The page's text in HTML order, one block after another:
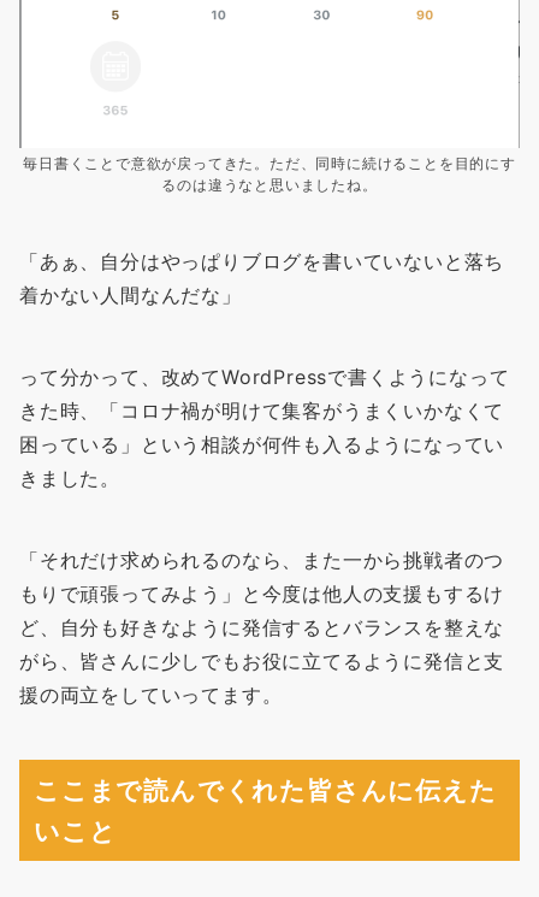
毎日書くことで意欲が戻ってきた。ただ、同時に続けることを目的にす
るのは違うなと思いましたね。
「あぁ、自分はやっぱりブログを書いていないと落ち
着かない人間なんだな」
って分かって、改めてWordPressで書くようになって
きた時、「コロナ禍が明けて集客がうまくいかなくて
困っている」という相談が何件も入るようになってい
きました。
「それだけ求められるのなら、また一から挑戦者のつ
もりで頑張ってみよう」と今度は他人の支援もするけ
ど、自分も好きなように発信するとバランスを整えな
がら、皆さんに少しでもお役に立てるように発信と支
援の両立をしていってます。
ここまで読んでくれた皆さんに伝えた
いこと